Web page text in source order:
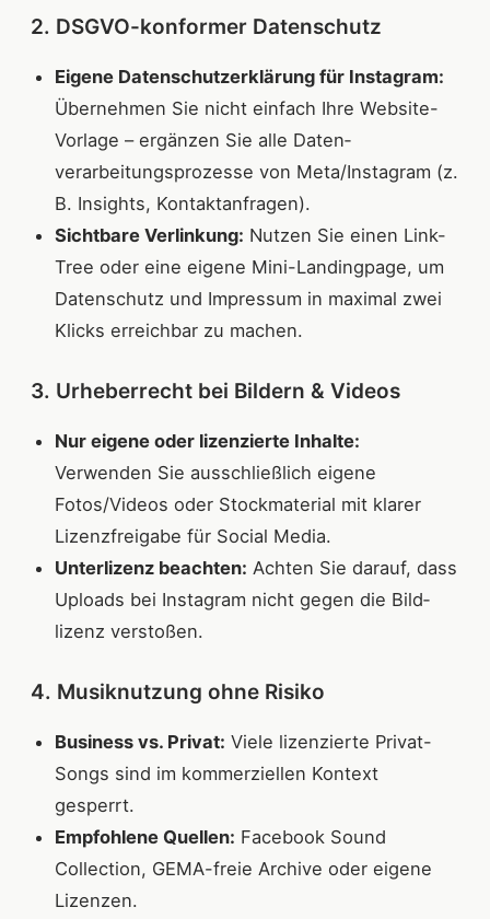
2. DSGVO-konformer Datenschutz
Eigene Datenschutzerklärung für Instagram:
Übernehmen Sie nicht einfach Ihre Website-
Vorlage – ergänzen Sie alle Daten­
verarbeitungs­prozesse von Meta/Instagram (z.
B. Insights, Kontaktanfragen).
Sichtbare Verlinkung: Nutzen Sie einen Link-
Tree oder eine eigene Mini-Landingpage, um
Datenschutz und Impressum in maximal zwei
Klicks erreichbar zu machen.
3. Urheberrecht bei Bildern & Videos
Nur eigene oder lizenzierte Inhalte:
Verwenden Sie ausschließlich eigene
Fotos/Videos oder Stock­material mit klarer
Lizenz­freigabe für Social Media.
Unterlizenz beachten: Achten Sie darauf, dass
Uploads bei Instagram nicht gegen die Bild­
lizenz verstoßen.
4. Musiknutzung ohne Risiko
Business vs. Privat: Viele lizenzierte Privat-
Songs sind im kommerziellen Kontext
gesperrt.
Empfohlene Quellen: Facebook Sound
Collection, GEMA-freie Archive oder eigene
Lizenzen.